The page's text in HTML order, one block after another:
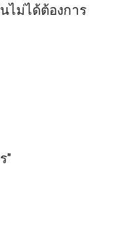
ไม่ได้ต้องการ
"